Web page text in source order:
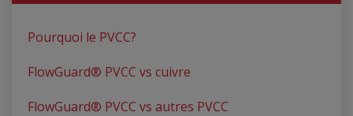
Pourquoi le PVCC?
FlowGuard® PVCC vs cuivre
FlowGuard® PVCC vs autres PVCC